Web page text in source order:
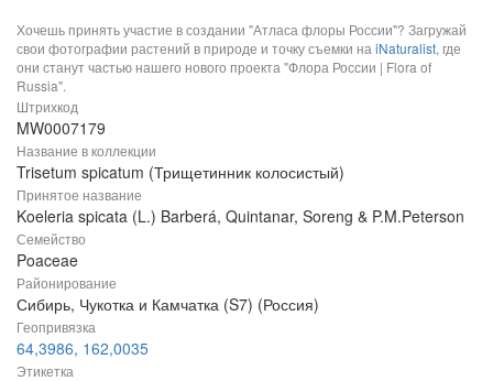
Хочешь принять участие в создании "Атласа флоры России"? Загружай
свои фотографии растений в природе и точку съемки на iNaturalist, где
они станут частью нашего нового проекта "Флора России | Flora of
Russia".
Штрихкод
MW0007179
Название в коллекции
Trisetum spicatum (Трищетинник колосистый)
Принятое название
Koeleria spicata (L.) Barberá, Quintanar, Soreng & P.M.Peterson
Семейство
Poaceae
Районирование
Сибирь, Чукотка и Камчатка (S7) (Россия)
Геопривязка
64,3986, 162,0035
Этикетка